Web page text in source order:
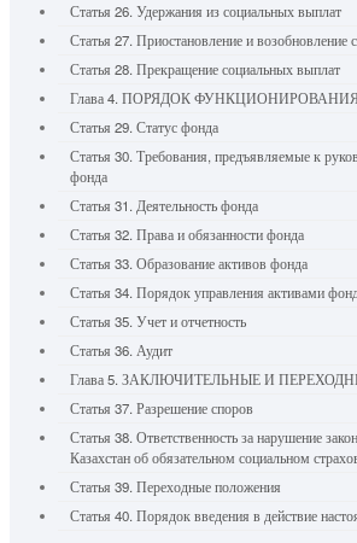
Статья 26. Удержания из социальных выплат
Статья 27. Приостановление и возобновление
Статья 28. Прекращение социальных выплат
Глава 4. ПОРЯДОК
Статья 29. Статус фонда
Статья 30. Требования, предъявляемые к
фонда
Статья 31. Деятельность фонда
Статья 32. Права и обязанности фонда
Статья 33. Образование активов фонда
Статья 34. Порядок управления активами
Статья 35. Учет и отчетность
Статья 36. Аудит
Глава 5. ЗАКЛЮЧИТЕЛЬНЫЕ И
Статья 37. Разрешение споров
Статья 38. Ответственность за нарушение
Казахстан об обязательном социальном
Статья 39. Переходные положения
Статья 40. Порядок введения в действие